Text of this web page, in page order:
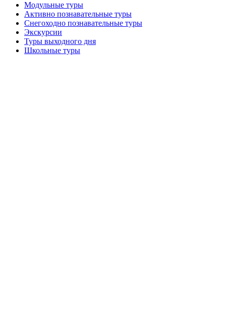
Модульные туры
Активно познавательные туры
Снегоходно познавательные туры
Экскурсии
Туры выходного дня
Школьные туры